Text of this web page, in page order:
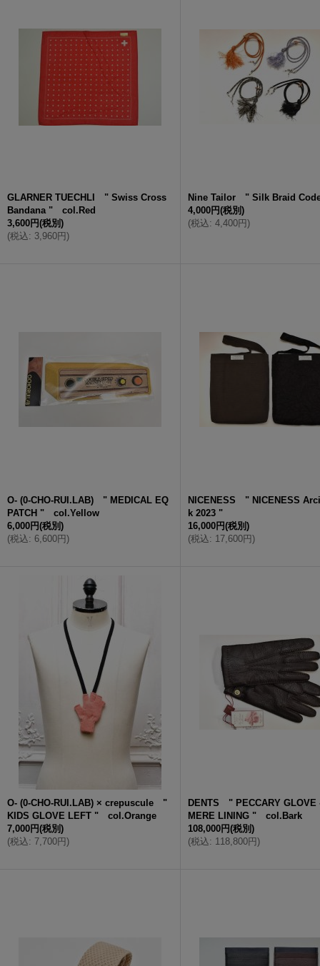
GLARNER TUECHLI " Swiss Cross
Bandana " col.Red
3,600円(税別)
(税込: 3,960円)
Nine Tailor " Silk Braid
4,000円(税別)
(税込: 4,400円)
O- (0-CHO-RUI.LAB) " MEDICAL EQ
PATCH " col.Yellow
6,000円(税別)
(税込: 6,600円)
NICENESS " NICENESS
k 2023 "
16,000円(税別)
(税込: 17,600円)
O- (0-CHO-RUI.LAB) × crepuscule "
KIDS GLOVE LEFT " col.Orange
7,000円(税別)
(税込: 7,700円)
DENTS " PECCARY GLOVE
MERE LINING " col.Bark
108,000円(税別)
(税込: 118,800円)